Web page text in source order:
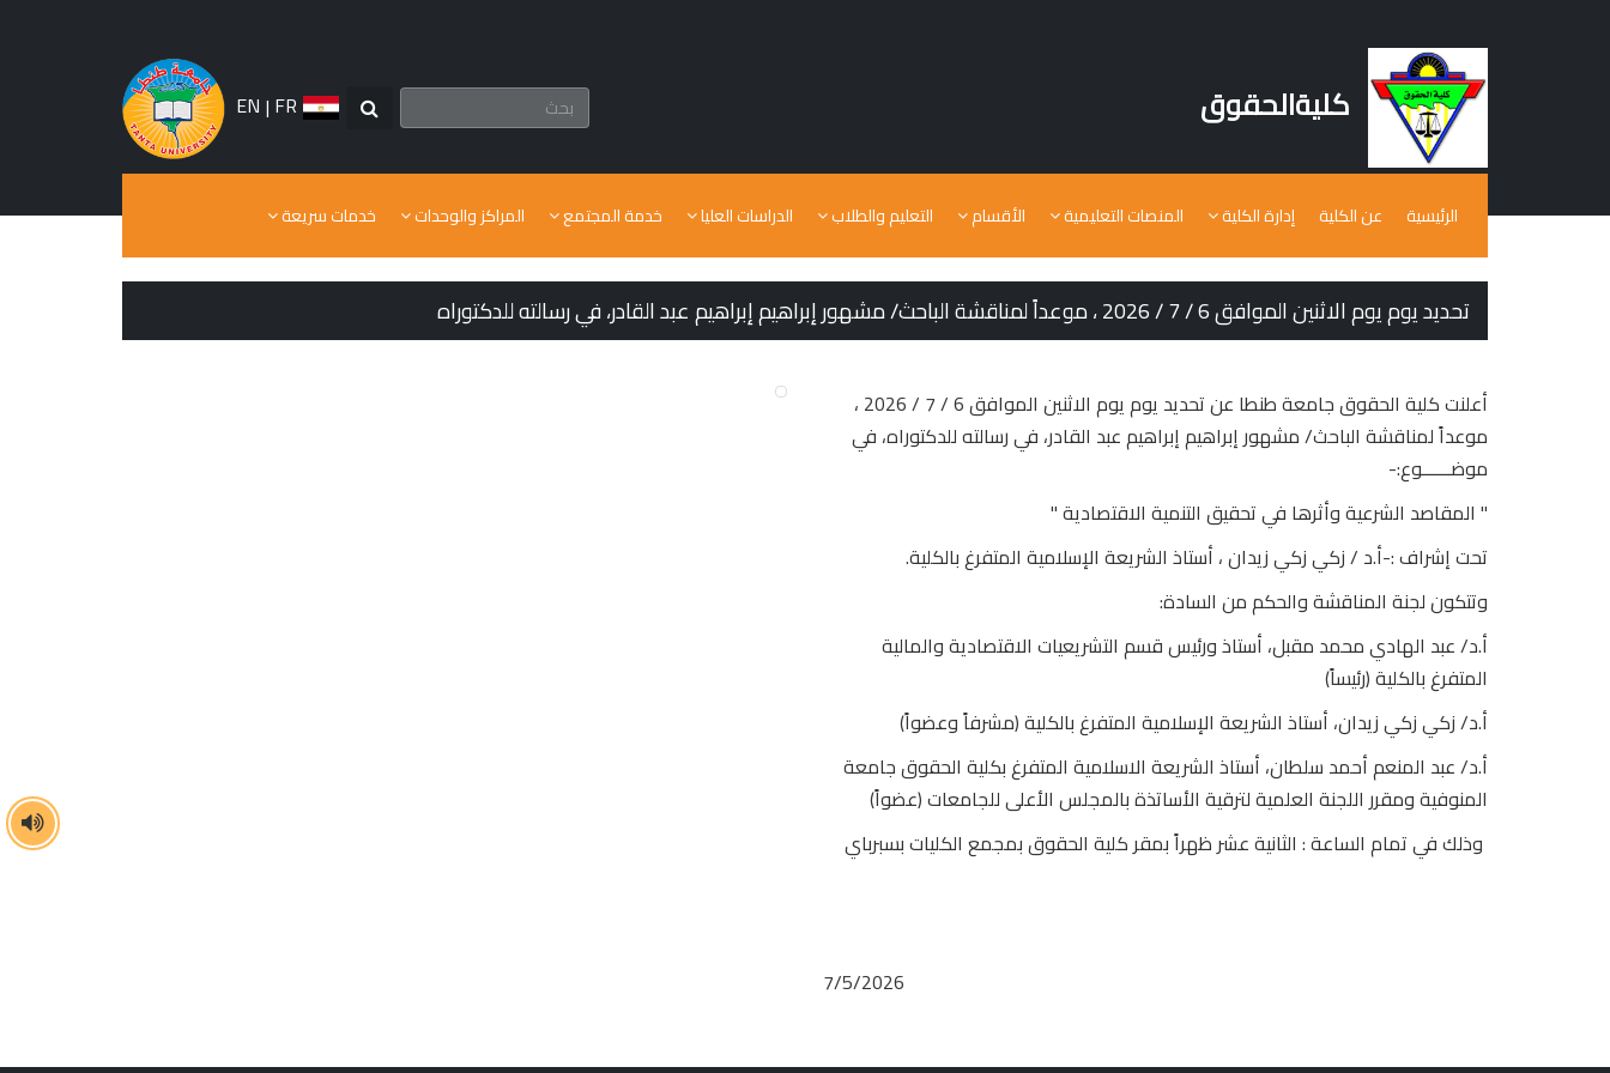
كليةالحقوق EN | FR
الرئيسية عن الكلية إدارة الكلية المنصات التعليمية الأقسام التعليم والطلاب الدراسات العليا خدمة المجتمع المراكز والوحدات خدمات سريعة
تحديد يوم يوم الاثنين الموافق 6 / 7 / 2026 ، موعداً لمناقشة الباحث/ مشهور إبراهيم إبراهيم عبد القادر، في رسالته للدكتوراه
أعلنت كلية الحقوق جامعة طنطا عن تحديد يوم يوم الاثنين الموافق 6 / 7 / 2026 ،
موعداً لمناقشة الباحث/ مشهور إبراهيم إبراهيم عبد القادر، في رسالته للدكتوراه، في
موضــــــوع:-
" المقاصد الشرعية وأثرها في تحقيق التنمية الاقتصادية "
تحت إشراف :-أ.د / زكي زكي زيدان ، أستاذ الشريعة الإسلامية المتفرغ بالكلية.
وتتكون لجنة المناقشة والحكم من السادة:
أ.د/ عبد الهادي محمد مقبل، أستاذ ورئيس قسم التشريعيات الاقتصادية والمالية
المتفرغ بالكلية (رئيساً)
أ.د/ زكي زكي زيدان، أستاذ الشريعة الإسلامية المتفرغ بالكلية (مشرفاً وعضواً)
أ.د/ عبد المنعم أحمد سلطان، أستاذ الشريعة الاسلامية المتفرغ بكلية الحقوق جامعة
المنوفية ومقرر اللجنة العلمية لترقية الأساتذة بالمجلس الأعلى للجامعات (عضواً)
وذلك في تمام الساعة : الثانية عشر ظهراً بمقر كلية الحقوق بمجمع الكليات بسبرباي
7/5/2026